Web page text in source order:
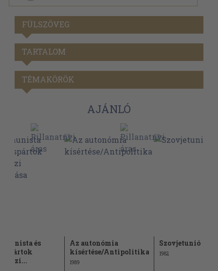
FÜLSZÖVEG
TARTALOM
TÉMAKÖRÖK
AJÁNLÓ
és
Az autonómia
kísértése/Antipolitika
1989
Szovjetunió
1982